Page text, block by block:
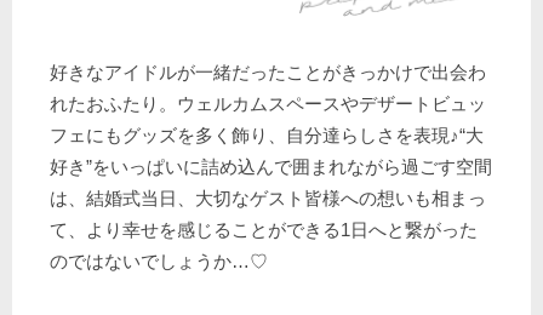
好きなアイドルが一緒だったことがきっかけで出会わ
れたおふたり。ウェルカムスペースやデザートビュッ
フェにもグッズを多く飾り、自分達らしさを表現♪“大
好き”をいっぱいに詰め込んで囲まれながら過ごす空間
は、結婚式当日、大切なゲスト皆様への想いも相まっ
て、より幸せを感じることができる1日へと繋がった
のではないでしょうか…♡